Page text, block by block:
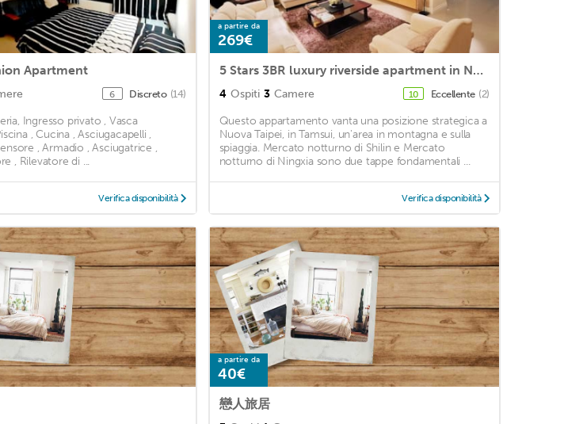
Apartment
6 Discreto (14)
Ingresso privato , Vasca
, Cucina , Asciugacapelli ,
, Armadio , Asciugatrice ,
, Rilevatore di ...
Verifica disponibilità
a partire da
269€
5 Stars 3BR luxury riverside apartment in New Taipei city
4 Ospiti 3 Camere 10 Eccellente (2)
Questo appartamento vanta una posizione strategica a
Nuova Taipei, in Tamsui, un'area in montagna e sulla
spiaggia. Mercato notturno di Shilin e Mercato
notturno di Ningxia sono due tappe fondamentali ...
Verifica disponibilità
a partire da
40€
戀人旅居